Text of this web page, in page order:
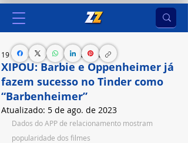
XIPOU: Barbie e Oppenheimer já
fazem sucesso no Tinder como
“Barbenheimer”
19 de jul. de 2023 1 min de leitura
Atualizado: 5 de ago. de 2023
Dados do APP de relacionamento mostram
popularidade dos filmes